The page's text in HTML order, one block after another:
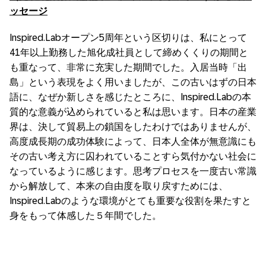
ッセージ
Inspired.Labオープン5周年という区切りは、私にとって
41年以上勤務した旭化成社員として締めくくりの期間と
も重なって、非常に充実した期間でした。入居当時「出
島」という表現をよく用いましたが、この古いはずの日本
語に、なぜか新しさを感じたところに、Inspired.Labの本
質的な意義が込められていると私は思います。日本の産業
界は、決して貿易上の鎖国をしたわけではありませんが、
高度成長期の成功体験によって、日本人全体が無意識にも
その古い考え方に囚われていることすら気付かない社会に
なっているように感じます。思考プロセスを一度古い常識
から解放して、本来の自由度を取り戻すためには、
Inspired.Labのような環境がとても重要な役割を果たすと
身をもって体感した５年間でした。